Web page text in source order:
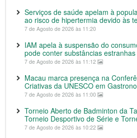
Serviços de saúde apelam à
ao risco de hipertermia devido às
7 de Agosto de 2026 às 11:20
IAM apela à suspensão do
pode conter substâncias estranhas
7 de Agosto de 2026 às 11:12
Macau marca presença na
Criativas da UNESCO em
7 de Agosto de 2026 às 11:00
Torneio Aberto de Badminton da
Torneio Desportivo de Série e
7 de Agosto de 2026 às 10:22